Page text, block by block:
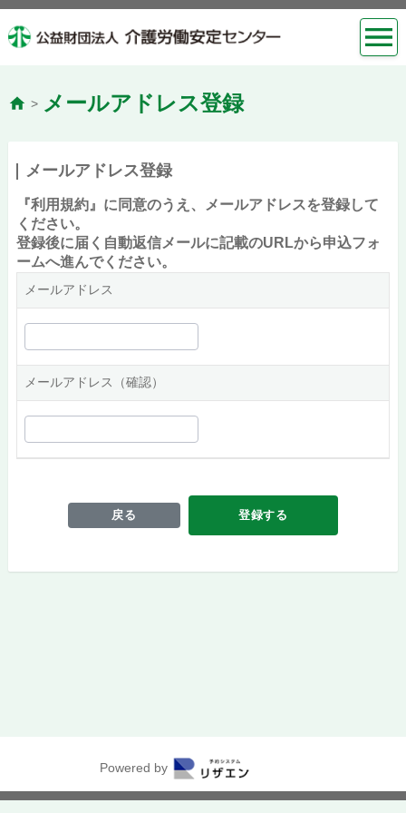
> メールアドレス登録
メールアドレス登録
『利用規約』に同意のうえ、メールアドレスを登録して
ください。
登録後に届く自動返信メールに記載のURLから申込フォ
ームへ進んでください。
メールアドレス
メールアドレス（確認）
戻る 登録する
Powered by